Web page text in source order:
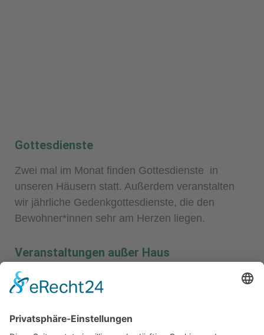
Gottesdienste
Zwei mal im Monat finden Gottesdienste in
unseren Häusern statt. Außerdem veranstalten
wir jährliche Gedenkgottesdienste, die den
Bewohner*innen sehr am Herzen liegen.
Veranstaltungen außer Haus
In regelmäßigen Abständen bieten wir auch
zahlreiche abwechslungsreiche Veranstaltungen
Theatervorstellungen oder der Gartenschau,